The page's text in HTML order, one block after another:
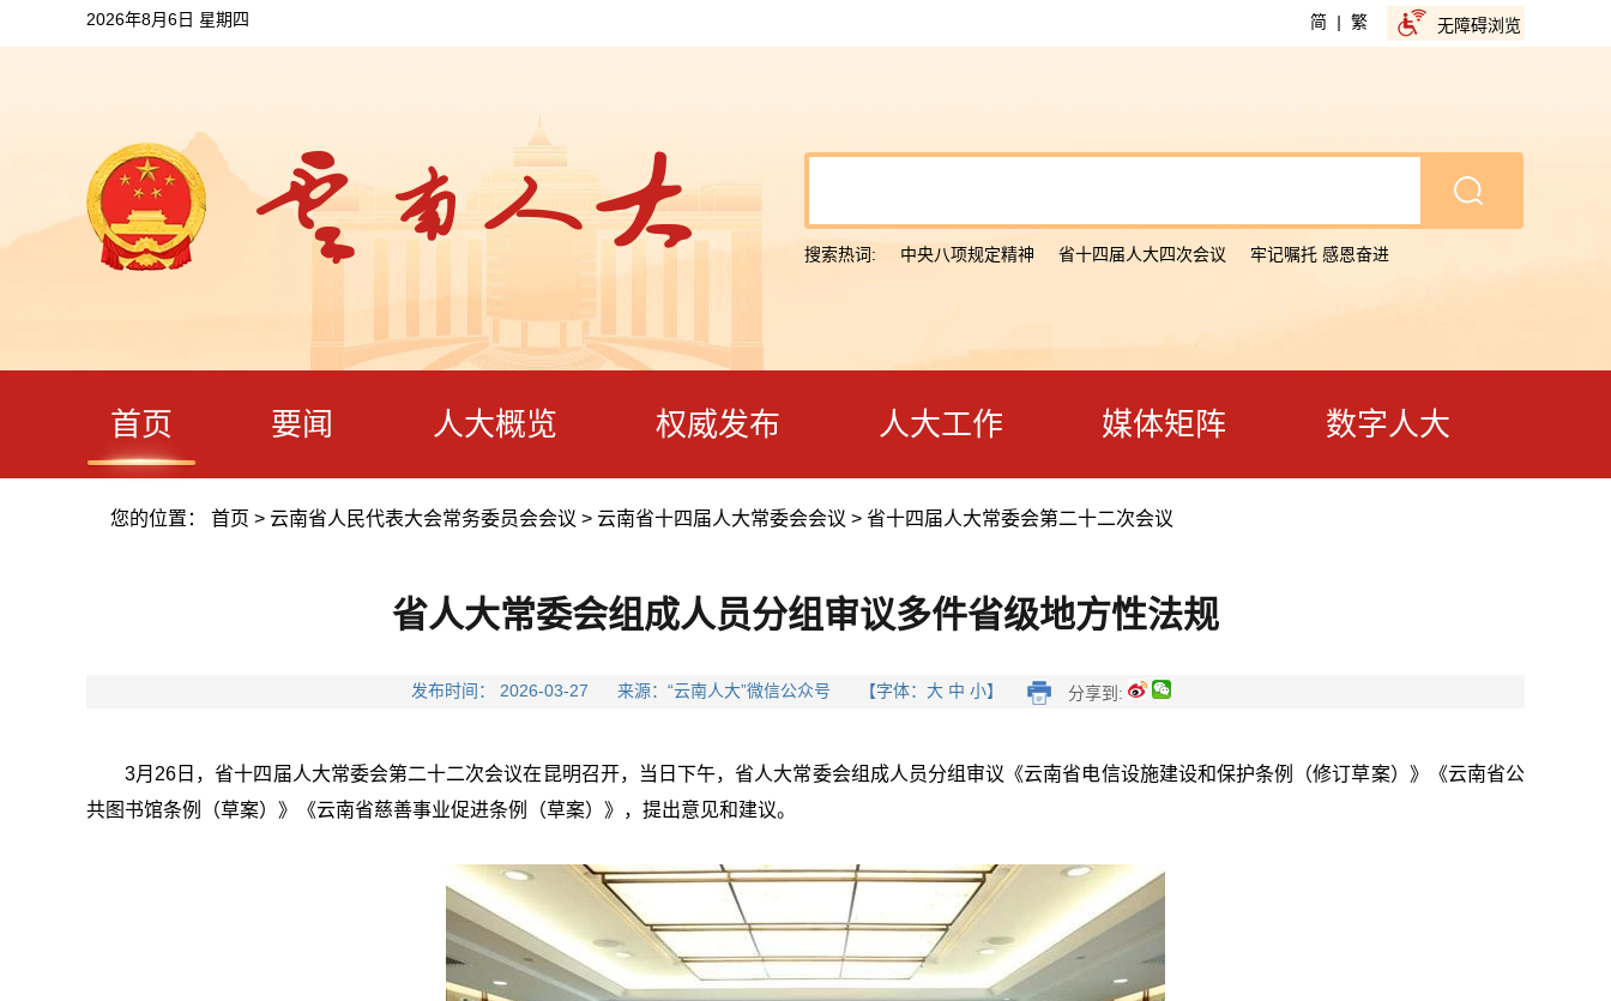
2026年8月6日 星期四 简 | 繁 无障碍浏览
搜索热词: 中央八项规定精神 省十四届人大四次会议 牢记嘱托 感恩奋进
首页 要闻 人大概览 权威发布 人大工作 媒体矩阵 数字人大
您的位置： 首页 > 云南省人民代表大会常务委员会会议 > 云南省十四届人大常委会会议 > 省十四届人大常委会第二十二次会议
省人大常委会组成人员分组审议多件省级地方性法规
发布时间： 2026-03-27 来源：“云南人大”微信公众号 【字体：大 中 小】 分享到:
3月26日，省十四届人大常委会第二十二次会议在昆明召开，当日下午，省人大常委会组成人员分组审议《云南省电信设施建设和保护条例（修订草案）》《云南省公
共图书馆条例（草案）》《云南省慈善事业促进条例（草案）》，提出意见和建议。